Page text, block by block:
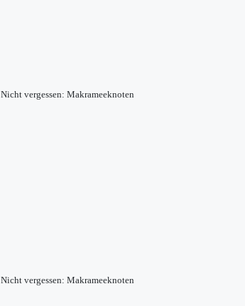
Nicht vergessen: Makrameeknoten
Nicht vergessen: Makrameeknoten